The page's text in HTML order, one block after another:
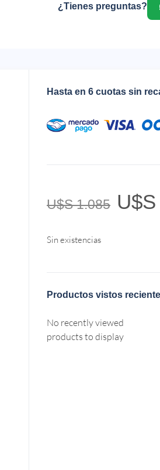
¿Tienes preguntas?
Hasta en 6 cuotas sin
U$S1.085 U$S
Sin existencias
Productos vistos
No recently viewed
products to display